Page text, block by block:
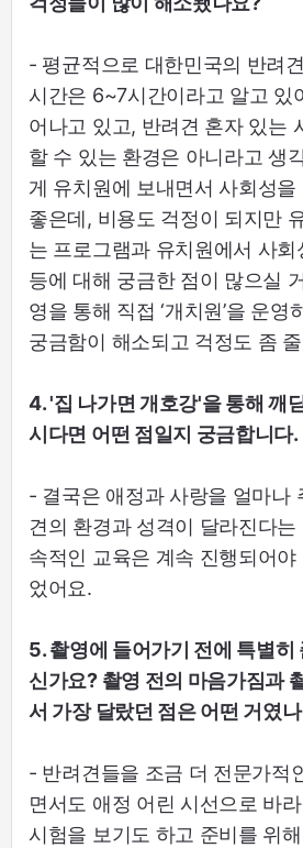
- 평균적으로 대한민국의 반려
시간은 6~7시간이라고 알고 있
어나고 있고, 반려견 혼자 있는
할 수 있는 환경은 아니라고 생
게 유치원에 보내면서 사회성
좋은데, 비용도 걱정이 되지만
는 프로그램과 유치원에서 사
등에 대해 궁금한 점이 많으실
영을 통해 직접 ‘개치원’을 운영
궁금함이 해소되고 걱정도 좀
4. '집 나가면 개호강'을 통해 깨
시다면 어떤 점일지 궁금합니다.
- 결국은 애정과 사랑을 얼마나
견의 환경과 성격이 달라진다
속적인 교육은 계속 진행되어야
었어요.
5. 촬영에 들어가기 전에 특별히
신가요? 촬영 전의 마음가짐과
서 가장 달랐던 점은 어떤 거였
- 반려견들을 조금 더 전문가적
면서도 애정 어린 시선으로 바
시험을 보기도 하고 준비를 위